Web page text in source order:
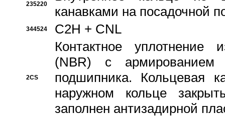
235220
канавками на посадочной
344524 C2H + CNL
2CS
Контактное уплотнение
(NBR) с
подшипника. Кольцевая
наружном кольце
заполнен антизадирной